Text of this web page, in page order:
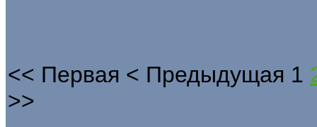
<< Первая < Предыдущая 1
>>